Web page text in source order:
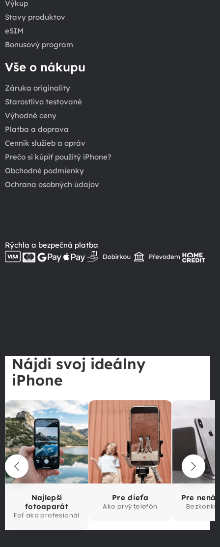
Výkup
Stavy produktov
eSIM
Bonusový program
Vše o nákupu
Záruka originality
Starostlivo testované
Výhodné ceny
Platba a doprava
Cenník služieb a opráv
Prečo si kúpiť použitý iPhone?
Obchodné podmienky
Ochrana osobných údajov
Rýchla a bezpečná platba
Nájdi svoj ideálny
iPhone
Najlepší
fotoaparát
Foť ako profesionál
Pre dieťa
Ako prvý telefón
Pre